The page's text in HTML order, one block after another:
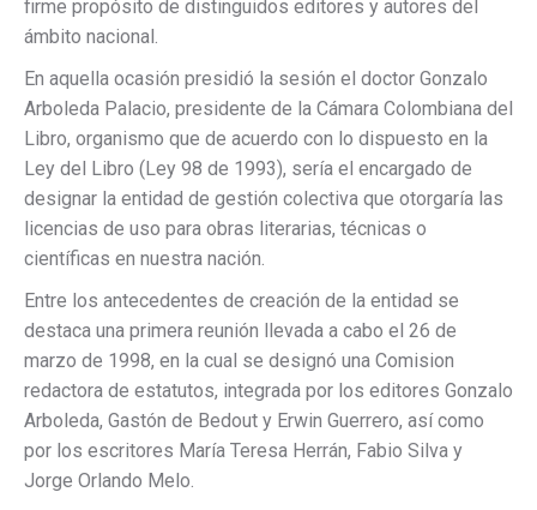
firme propósito de distinguidos editores y autores del
ámbito nacional.
En aquella ocasión presidió la sesión el doctor Gonzalo
Arboleda Palacio, presidente de la Cámara Colombiana del
Libro, organismo que de acuerdo con lo dispuesto en la
Ley del Libro (Ley 98 de 1993), sería el encargado de
designar la entidad de gestión colectiva que otorgaría las
licencias de uso para obras literarias, técnicas o
científicas en nuestra nación.
Entre los antecedentes de creación de la entidad se
destaca una primera reunión llevada a cabo el 26 de
marzo de 1998, en la cual se designó una Comision
redactora de estatutos, integrada por los editores Gonzalo
Arboleda, Gastón de Bedout y Erwin Guerrero, así como
por los escritores María Teresa Herrán, Fabio Silva y
Jorge Orlando Melo.